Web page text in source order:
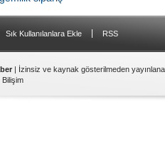
Sık Kullanılanlara Ekle RSS
| İzinsiz ve kaynak gösterilmeden
Bilişim